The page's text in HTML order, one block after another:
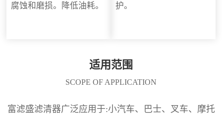
腐蚀和磨损。降低油耗。
护。
适用范围
SCOPE OF APPLICATION
富滤盛滤清器广泛应用于:小汽车、巴士、叉车、摩托